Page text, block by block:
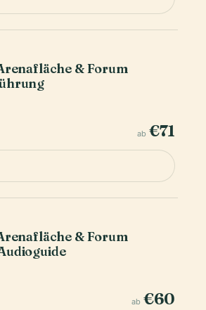
& Forum
ab €71
& Forum
ab €60